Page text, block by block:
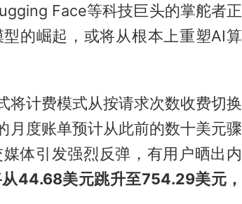
Face等科技巨头的掌舵者正
的崛起，或将从根本上重塑AI算
计费模式从按请求次数收费切换
月度账单预计从此前的数十美元骤
体引发强烈反弹，有用户晒出内
44.68美元跳升至754.29美元，